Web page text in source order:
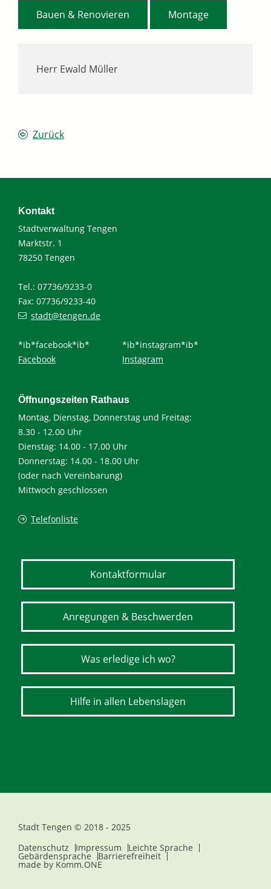
Herr Ewald Müller
Bauen & Renovieren Montage
Zurück
Kontakt
Stadtverwaltung Tengen
Marktstr. 1
78250 Tengen
Tel.: 07736/9233-0
Fax: 07736/9233-40
stadt@tengen.de
*ib*facebook*ib*
Facebook
*ib*instagram*ib*
Instagram
Öffnungszeiten Rathaus
Montag, Dienstag, Donnerstag und Freitag:
8.30 - 12.00 Uhr
Dienstag: 14.00 - 17.00 Uhr
Donnerstag: 14.00 - 18.00 Uhr
(oder nach Vereinbarung)
Mittwoch geschlossen
Telefonliste
Kontaktformular
Anregungen & Beschwerden
Was erledige ich wo?
Hilfe in allen Lebenslagen
Stadt Tengen © 2018 - 2025
Datenschutz
Impressum Leichte Sprache
Gebärdensprache Barrierefreiheit
made by Komm.ONE